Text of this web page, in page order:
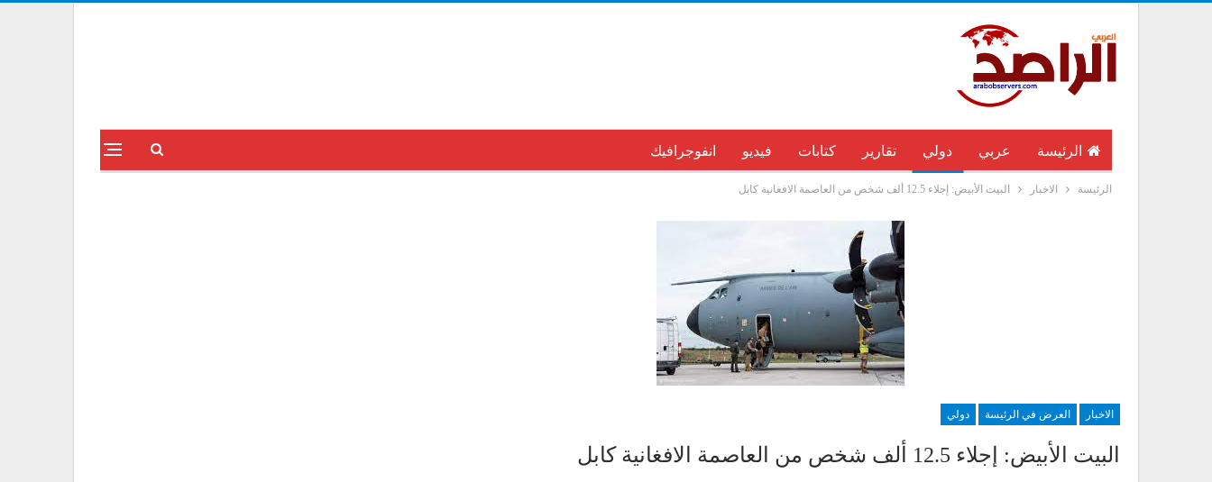
الرئيسة عربي دولي تقارير كتابات فيديو انفوجرافيك
الرئيسة الاخبار البيت الأبيض: إجلاء 12.5 ألف شخص من العاصمة الافغانية كابل
الاخبار العرض في الرئيسة دولي
البيت الأبيض: إجلاء 12.5 ألف شخص من العاصمة الافغانية كابل